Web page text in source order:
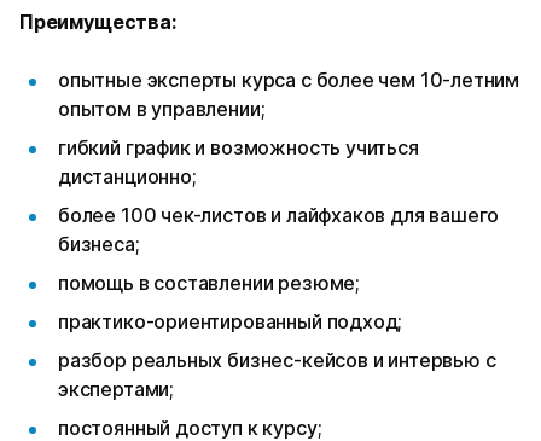
Преимущества:
опытные эксперты курса с более чем 10-летним
опытом в управлении;
гибкий график и возможность учиться
дистанционно;
более 100 чек-листов и лайфхаков для вашего
бизнеса;
помощь в составлении резюме;
практико-ориентированный подход;
разбор реальных бизнес-кейсов и интервью с
экспертами;
постоянный доступ к курсу;